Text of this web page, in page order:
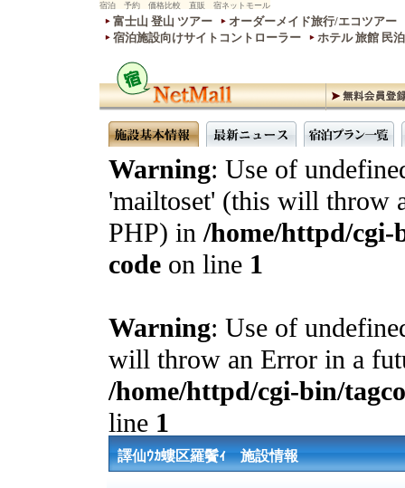
宿泊 予約 価格比較 直販 宿ネットモール
富士山 登山 ツアー
オーダーメイド旅行/エコツアー
宿泊施設向けサイトコントローラー
ホテル 旅館 民
Warning: Use of
'mailtoset' (this will throw
PHP) in/home/httpd/cgi-
code on line 1
Warning: Use of
will throw an Error in a
/home/httpd/cgi-bin/
line 1
譯仙ｳｶ螻区羅鬢ｨ 施設情報